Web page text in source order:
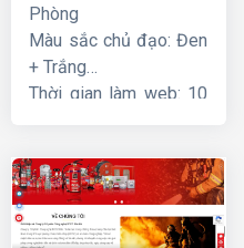
Phòng
Màu sắc chủ đạo: Đen
+ Trắng
Thời gian làm web: 10